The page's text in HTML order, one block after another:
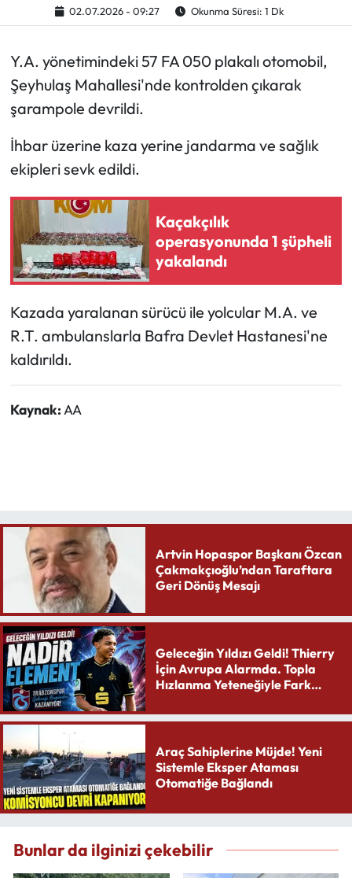
02.07.2026 - 09:27 Okunma Süresi: 1 Dk
Y.A. yönetimindeki 57 FA 050 plakalı otomobil,
Şeyhulaş Mahallesi'nde kontrolden çıkarak
şarampole devrildi.
İhbar üzerine kaza yerine jandarma ve sağlık
ekipleri sevk edildi.
Kaçakçılık
operasyonunda 1 şüpheli
yakalandı
Kazada yaralanan sürücü ile yolcular M.A. ve
R.T. ambulanslarla Bafra Devlet Hastanesi'ne
kaldırıldı.
Kaynak:AA
Artvin Hopaspor Başkanı Özcan
Çakmakçıoğlu’ndan Taraftara
Geri Dönüş Mesajı
Geleceğin Yıldızı Geldi! Thierry
İçin Avrupa Alarmda. Topla
Hızlanma Yeteneğiyle Fark
Araç Sahiplerine Müjde! Yeni
Sistemle Eksper Ataması
Otomatiğe Bağlandı
Bunlar da ilginizi çekebilir
Karikatür Galeri
ASTROLOJİ
Mektup Galeri
Ekonomi
Sağlık
Turizm
Teknoloji